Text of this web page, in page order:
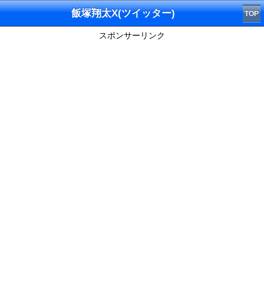
飯塚翔太X(ツイッター) TOP
スポンサーリンク